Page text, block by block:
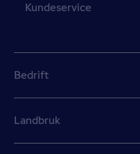
Kundeservice
Bedrift
Landbruk